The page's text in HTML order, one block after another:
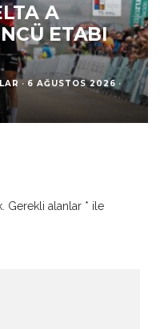
A
ETABI
· 6 AĞUSTOS 2026 ·
Gerekli alanlar * ile